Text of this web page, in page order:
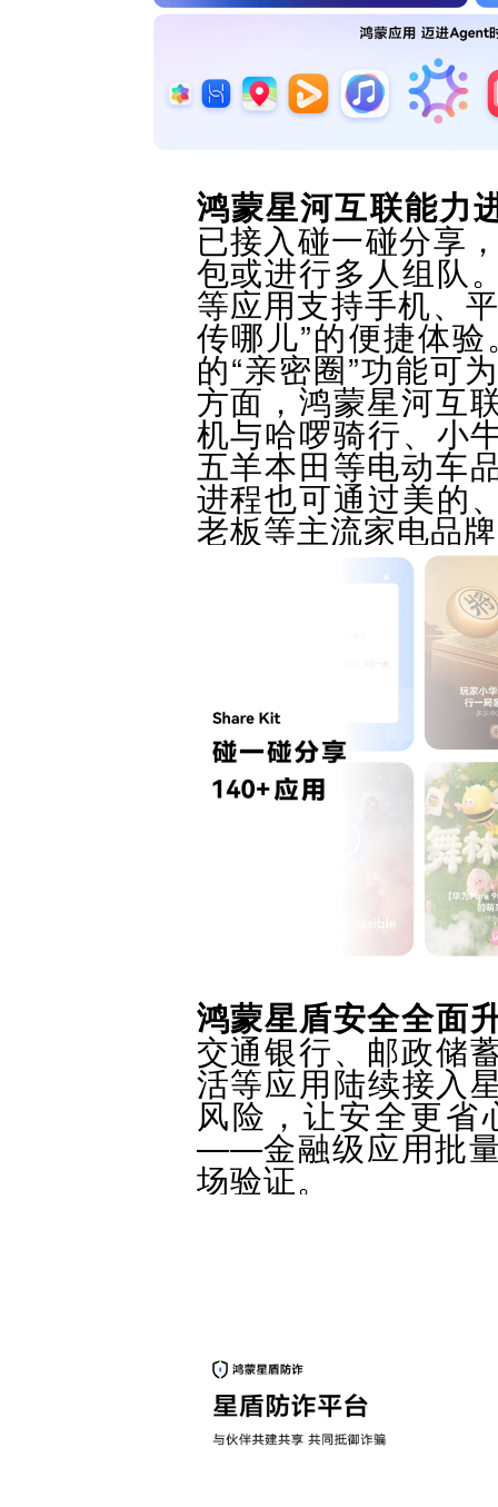
鸿蒙星河互联能力
已接入碰一碰分享
包或进行多人组队
等应用支持手机、
传哪儿”的便捷体
的“亲密圈”功能可
方面，鸿蒙星河互
机与哈啰骑行、小
五羊本田等电动车
进程也可通过美的
老板等主流家电品
鸿蒙星盾安全全面
交通银行、邮政储
活等应用陆续接入
风险，让安全更省
——金融级应用批
场验证。